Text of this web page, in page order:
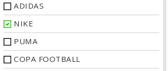
ADIDAS
NIKE
PUMA
COPA FOOTBALL